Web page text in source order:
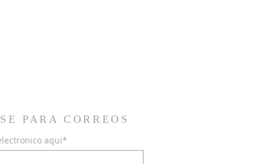
PARA CORREOS
aqui*